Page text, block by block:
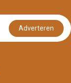
Adverteren